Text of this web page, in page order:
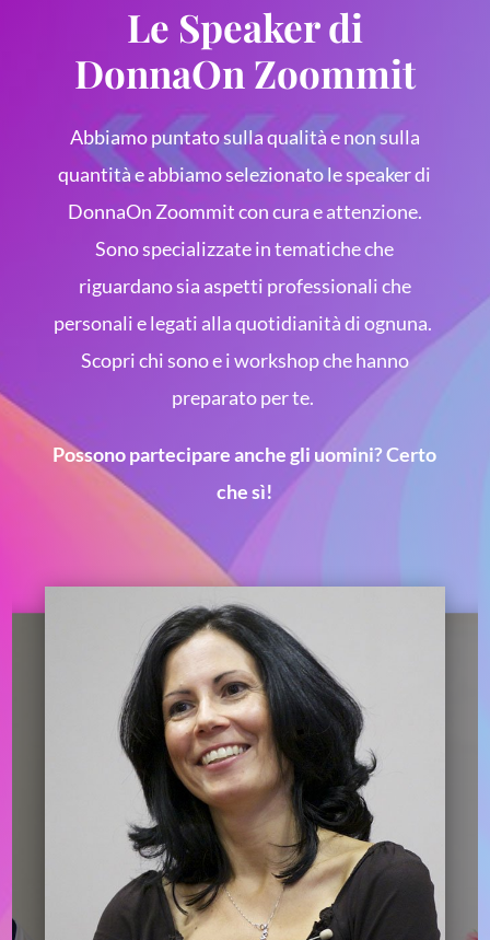
Le Speaker di
DonnaOn Zoommit
Abbiamo puntato sulla qualità e non sulla
quantità e abbiamo selezionato le speaker di
DonnaOn Zoommit con cura e attenzione.
Sono specializzate in tematiche che
riguardano sia aspetti professionali che
personali e legati alla quotidianità di ognuna.
Scopri chi sono e i workshop che hanno
preparato per te.
Possono partecipare anche gli uomini?Certo
che sì!